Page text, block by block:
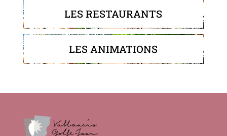
LES RESTAURANTS
LES ANIMATIONS